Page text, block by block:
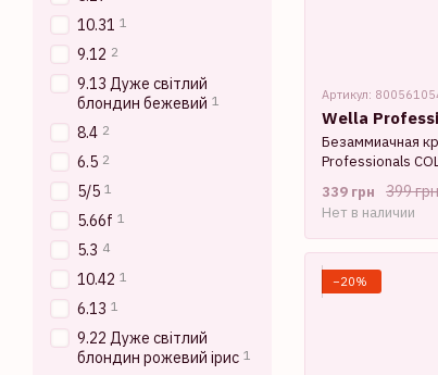
Артикул:
Wella
Безаммиачная
Professionals
блондин
399 грн
339 грн
Нет в наличии
−20%
10.31 1
9.12 2
9.13 Дуже світлий
блондин бежевий 1
8.4 2
6.5 2
5/5 1
5.66f 1
5.3 4
10.42 1
6.13 1
9.22 Дуже світлий
блондин рожевий ірис 1